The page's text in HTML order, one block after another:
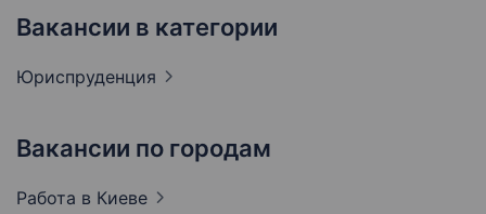
Вакансии в категории
Юриспруденция
Вакансии по городам
Работа в Киеве